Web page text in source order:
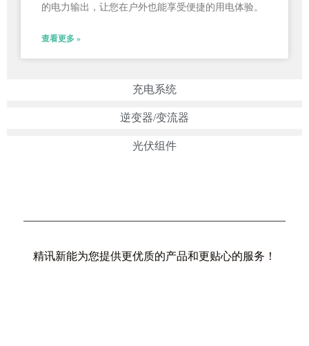
充电系统
逆变器/变流器
光伏组件
的电力输出，让您在户外也能享受便捷的用电体验。
查看更多 »
精讯新能为您提供更优质的产品和更贴心的服务！